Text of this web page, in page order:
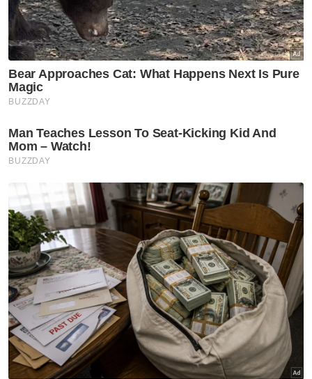
mana negara untuk menjamin dan
memastikan keamanan, mesti ada
kesiapsiagaan dan mesti dapat menghargai
keadaan yang berubah, (teknologi) termaju
dalam industri (pertahanan) dan anda telah
pameran ini dan LIMA tahun ini, kapasiti yang
berubah.
"Daripada laporan saya telah melihat
perubahan itu bukan sahaja tidak pernah
berlaku sebelum ini, kadar perubahan,
terutamanya dengan teknologi baharu dan
kecerdasan buatan (AI), adalah luar biasa dan
atas sebab ini kita mengadakan pameran
pertahanan...dipamerkan untuk kita pelajari,
kongsi dan lihat," katanya.
Artikel Berkaitan:
MYBOS’25 kukuh kedudukan Langkawi sebagai hab